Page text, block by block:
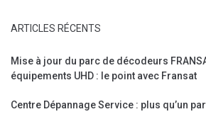
ARTICLES RÉCENTS
Mise à jour du parc de décodeurs
équipements UHD : le point avec Fransat
Centre Dépannage Service : plus qu’un